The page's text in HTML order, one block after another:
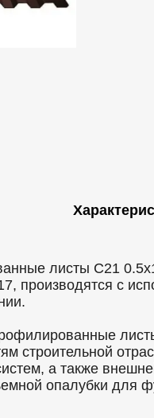
листы C21
производятся с
строительной
а также
опалубки для